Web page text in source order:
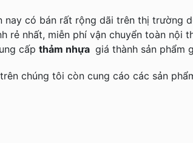
nay có bán rất rộng dãi trên thị trường
rẻ nhất, miễn phí vận chuyển toàn nội
cấpthảm nhựa giá thành sản phẩm
chúng tôi còn cung cáo các sản